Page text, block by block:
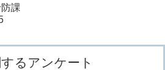
課
るアンケート